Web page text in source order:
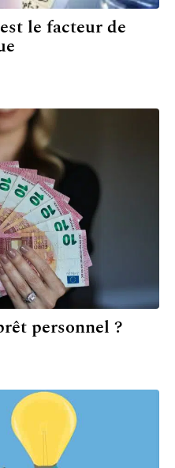
le facteur de
personnel ?